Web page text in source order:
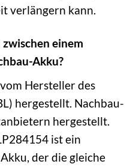
verlängern kann.
einem
Akku?
Hersteller des
hergestellt. Nachbau-
hergestellt.
ist ein
der die gleiche